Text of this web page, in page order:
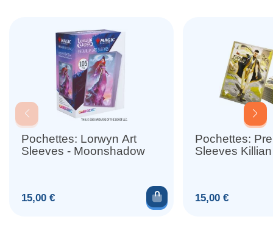
Pochettes: Lorwyn Art
Sleeves - Moonshadow
Prix
15,00 € Ajouter au panier
Pochettes:
Prix
15,00 €